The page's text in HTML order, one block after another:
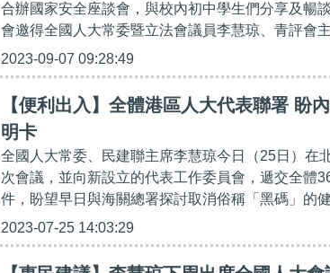
合辦國家安全座談會，與校內初中學生們分享及暢
會邀得全國人大常委暨立法會議員李慧琼、青評會
2023-09-07 09:28:49
【便利出入】全體港區人大代表聯署 盼
明卡
全國人大常委、民建聯主席李慧琼今日（25日）在
次會議，並向新設立的代表工作委員會，遞交全體
件，盼望早日與海關總署探討取消俗稱「黑碼」的
2023-07-25 14:03:29